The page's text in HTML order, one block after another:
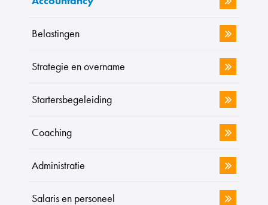
Belastingen
Strategie en overname
Startersbegeleiding
Coaching
Administratie
Salaris en personeel